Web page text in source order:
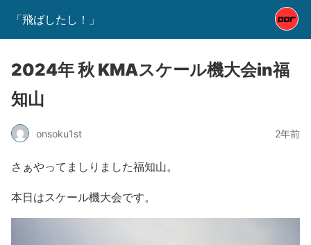
「飛ばしたし！」
2024年 秋 KMAスケール機大会in福
知山
onsoku1st 2年前
さぁやってましりました福知山。
本日はスケール機大会です。